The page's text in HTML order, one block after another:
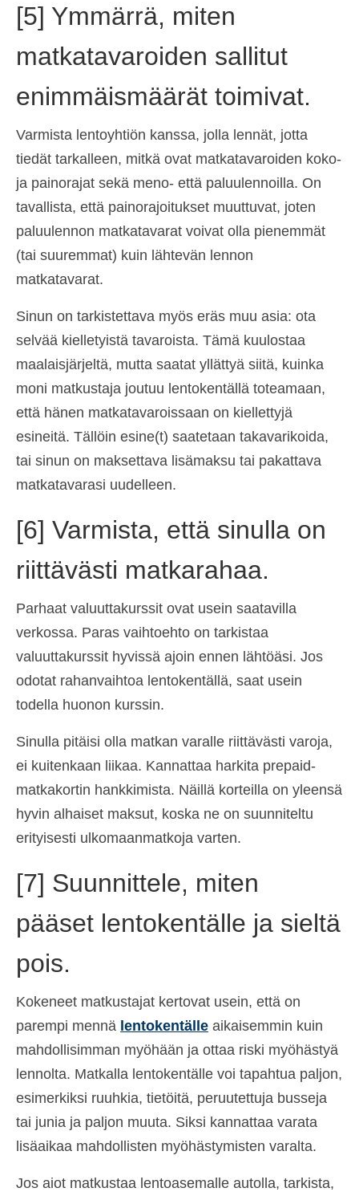
[5] Ymmärrä, miten
matkatavaroiden sallitut
enimmäismäärät toimivat.
Varmista lentoyhtiön kanssa, jolla lennät, jotta
tiedät tarkalleen, mitkä ovat matkatavaroiden koko-
ja painorajat sekä meno- että paluulennoilla. On
tavallista, että painorajoitukset muuttuvat, joten
paluulennon matkatavarat voivat olla pienemmät
(tai suuremmat) kuin lähtevän lennon
matkatavarat.
Sinun on tarkistettava myös eräs muu asia: ota
selvää kielletyistä tavaroista. Tämä kuulostaa
maalaisjärjeltä, mutta saatat yllättyä siitä, kuinka
moni matkustaja joutuu lentokentällä toteamaan,
että hänen matkatavaroissaan on kiellettyjä
esineitä. Tällöin esine(t) saatetaan takavarikoida,
tai sinun on maksettava lisämaksu tai pakattava
matkatavarasi uudelleen.
[6] Varmista, että sinulla on
riittävästi matkarahaa.
Parhaat valuuttakurssit ovat usein saatavilla
verkossa. Paras vaihtoehto on tarkistaa
valuuttakurssit hyvissä ajoin ennen lähtöäsi. Jos
odotat rahanvaihtoa lentokentällä, saat usein
todella huonon kurssin.
Sinulla pitäisi olla matkan varalle riittävästi varoja,
ei kuitenkaan liikaa. Kannattaa harkita prepaid-
matkakortin hankkimista. Näillä korteilla on yleensä
hyvin alhaiset maksut, koska ne on suunniteltu
erityisesti ulkomaanmatkoja varten.
[7] Suunnittele, miten
pääset lentokentälle ja sieltä
pois.
Kokeneet matkustajat kertovat usein, että on
parempi mennä lentokentälle aikaisemmin kuin
mahdollisimman myöhään ja ottaa riski myöhästyä
lennolta. Matkalla lentokentälle voi tapahtua paljon,
esimerkiksi ruuhkia, tietöitä, peruutettuja busseja
tai junia ja paljon muuta. Siksi kannattaa varata
lisäaikaa mahdollisten myöhästymisten varalta.
Jos aiot matkustaa lentoasemalle autolla, tarkista,